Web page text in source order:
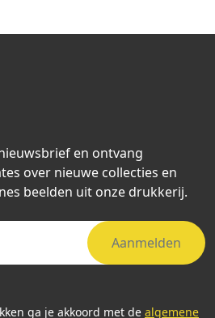
en ontvang
over nieuwe collecties en
beelden uit onze drukkerij.
Aanmelden
ga je akkoord met de algemene